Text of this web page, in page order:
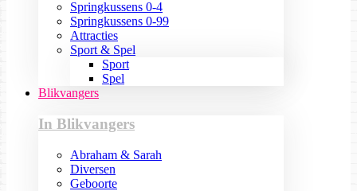
Springkussens 0-4
Springkussens 0-99
Attracties
Sport & Spel
Sport
Spel
Blikvangers
In Blikvangers
Abraham & Sarah
Diversen
Geboorte